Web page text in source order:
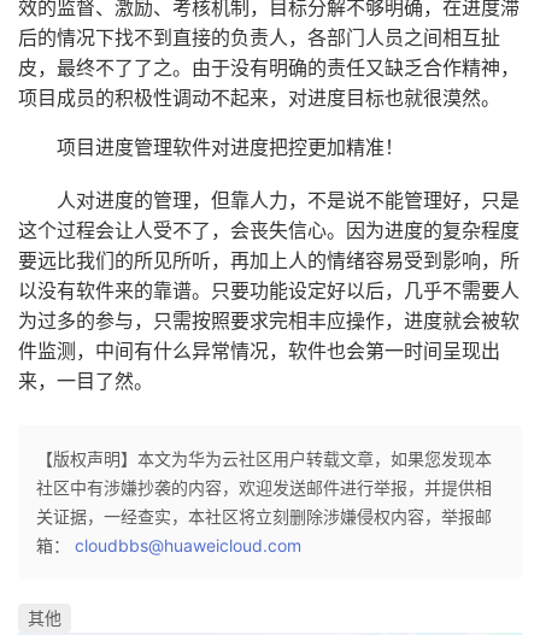
效的监督、激励、考核机制，目标分解不够明确，在进度滞
后的情况下找不到直接的负责人，各部门人员之间相互扯
皮，最终不了了之。由于没有明确的责任又缺乏合作精神，
项目成员的积极性调动不起来，对进度目标也就很漠然。
项目进度管理软件对进度把控更加精准！
人对进度的管理，但靠人力，不是说不能管理好，只是
这个过程会让人受不了，会丧失信心。因为进度的复杂程度
要远比我们的所见所听，再加上人的情绪容易受到影响，所
以没有软件来的靠谱。只要功能设定好以后，几乎不需要人
为过多的参与，只需按照要求完相丰应操作，进度就会被软
件监测，中间有什么异常情况，软件也会第一时间呈现出
来，一目了然。
【版权声明】本文为华为云社区用户转载文章，如果您发现本
社区中有涉嫌抄袭的内容，欢迎发送邮件进行举报，并提供相
关证据，一经查实，本社区将立刻删除涉嫌侵权内容，举报邮
箱： cloudbbs@huaweicloud.com
其他